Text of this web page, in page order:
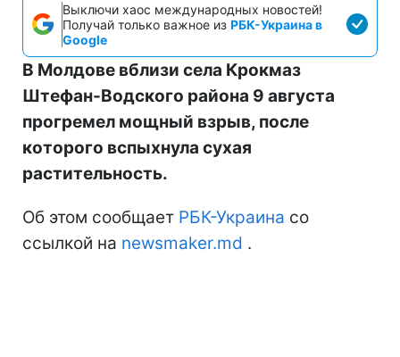
Выключи хаос международных новостей!
Получай только важное из РБК-Украина в
Google
В Молдове вблизи села Крокмаз
Штефан-Водского района 9 августа
прогремел мощный взрыв, после
которого вспыхнула сухая
растительность.
Об этом сообщает РБК-Украина со
ссылкой на newsmaker.md .